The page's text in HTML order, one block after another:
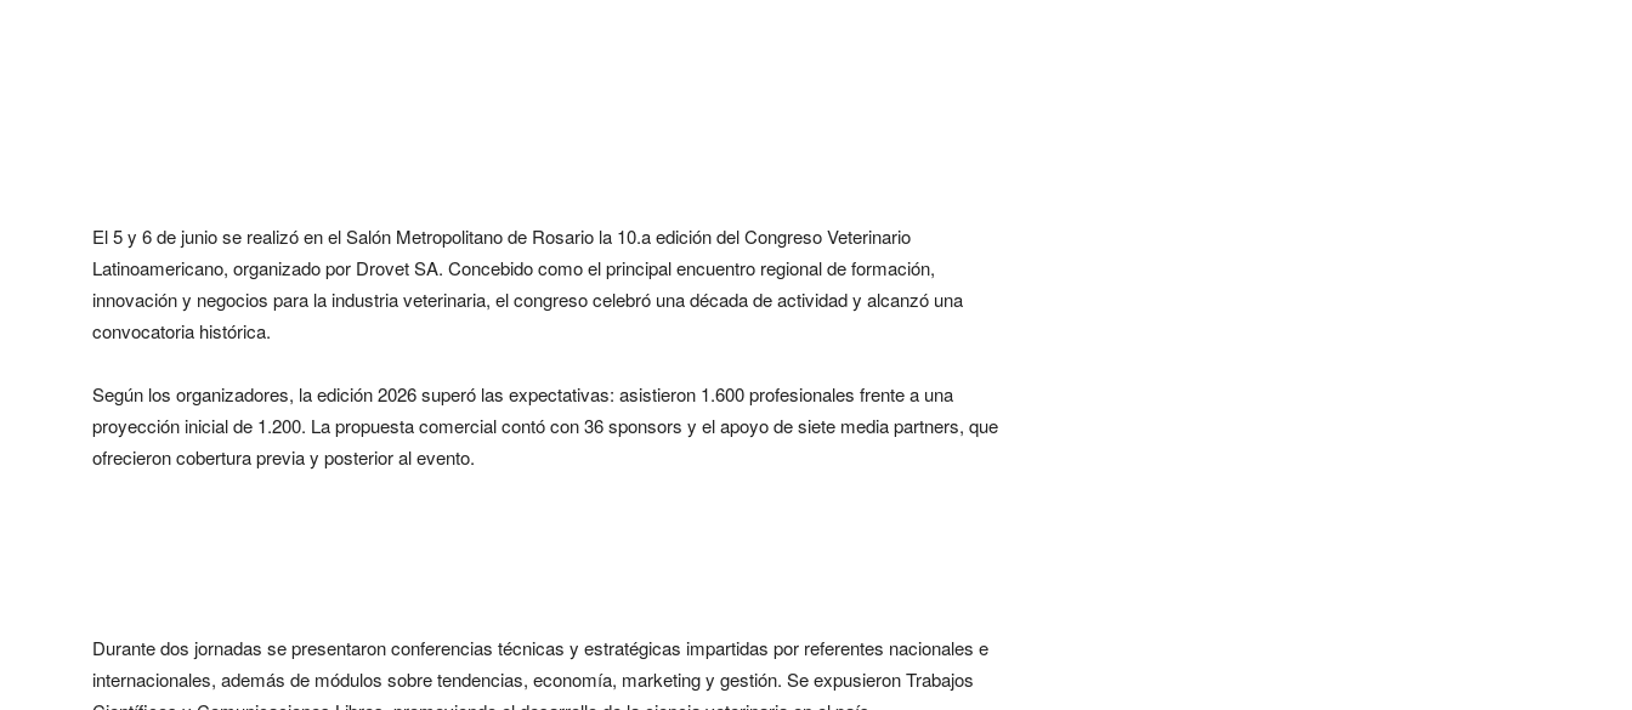
El 5 y 6 de junio se realizó en el Salón Metropolitano de Rosario la 10.a edición del Congreso Veterinario
Latinoamericano, organizado por Drovet SA. Concebido como el principal encuentro regional de formación,
innovación y negocios para la industria veterinaria, el congreso celebró una década de actividad y alcanzó una
convocatoria histórica.
Según los organizadores, la edición 2026 superó las expectativas: asistieron 1.600 profesionales frente a una
proyección inicial de 1.200. La propuesta comercial contó con 36 sponsors y el apoyo de siete media partners, que
ofrecieron cobertura previa y posterior al evento.
Durante dos jornadas se presentaron conferencias técnicas y estratégicas impartidas por referentes nacionales e
internacionales, además de módulos sobre tendencias, economía, marketing y gestión. Se expusieron Trabajos